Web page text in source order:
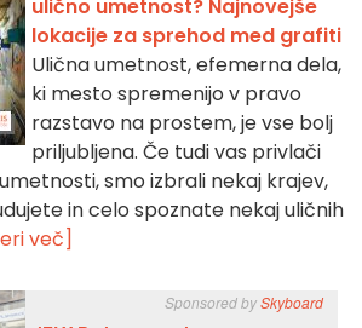
ulično umetnost? Najnovejše
lokacije za sprehod med grafiti
Ulična umetnost, efemerna dela,
ki mesto spremenijo v pravo
razstavo na prostem, je vse bolj
priljubljena. Če tudi vas privlači
smo izbrali nekaj krajev,
in celo spoznate nekaj uličnih
več]